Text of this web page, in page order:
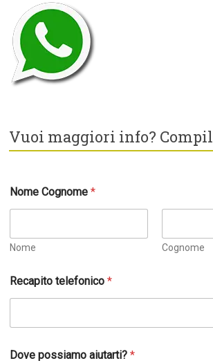
Vuoi maggiori info?
Nome Cognome*
Nome Cognome
Recapito telefonico*
Dove possiamo aiutarti?*